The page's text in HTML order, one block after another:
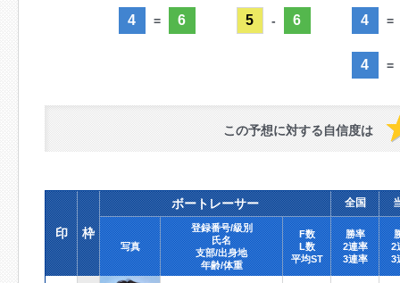
4 = 6 5 - 6 4 =
4 =
この予想に対する自信度は
印 枠
ボートレーサー 全国
写真
登録番号/級別
氏名
支部/出身地
年齢/体重
F数
L数
平均ST
勝率
2連率
3連率
2
3